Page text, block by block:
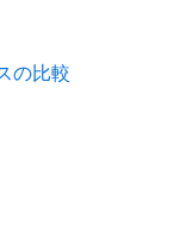
の比較